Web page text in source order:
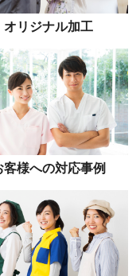
オリジナル加工
客様への対応事例